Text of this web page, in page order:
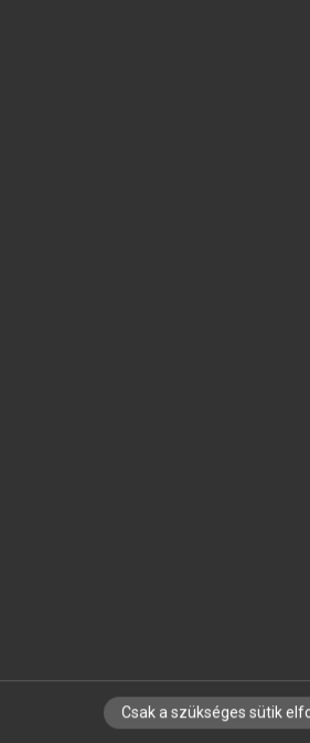
IRATKOZZ FEL
Csak a szükséges sütik